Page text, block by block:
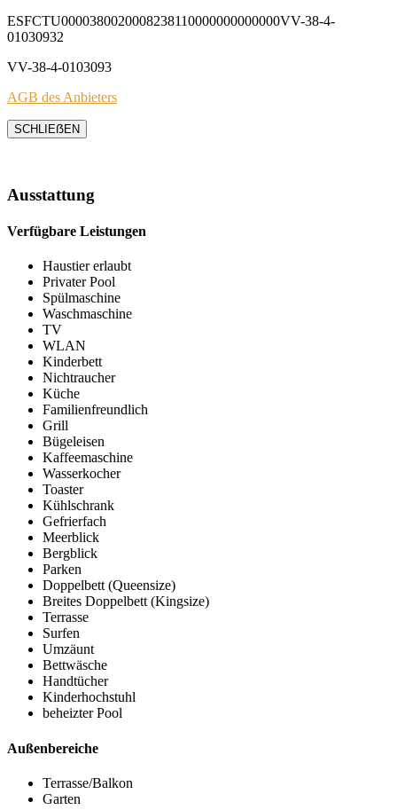
ESFCTU0000380020008238110000000000000VV-38-4-
01030932
VV-38-4-0103093
AGB des Anbieters
SCHLIEẞEN
Ausstattung
Verfügbare Leistungen
Haustier erlaubt
Privater Pool
Spülmaschine
Waschmaschine
TV
WLAN
Kinderbett
Nichtraucher
Küche
Familienfreundlich
Grill
Bügeleisen
Kaffeemaschine
Wasserkocher
Toaster
Kühlschrank
Gefrierfach
Meerblick
Bergblick
Parken
Doppelbett (Queensize)
Breites Doppelbett (Kingsize)
Terrasse
Surfen
Umzäunt
Bettwäsche
Handtücher
Kinderhochstuhl
beheizter Pool
Außenbereiche
Terrasse/Balkon
Garten